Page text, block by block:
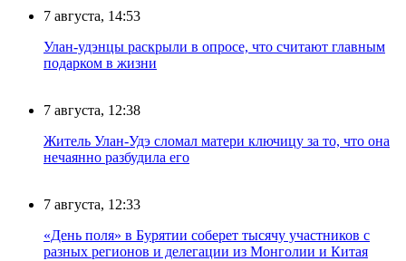
7 августа, 14:53
Улан-удэнцы раскрыли в опросе, что считают главным
подарком в жизни
7 августа, 12:38
Житель Улан-Удэ сломал матери ключицу за то, что она
нечаянно разбудила его
7 августа, 12:33
«День поля» в Бурятии соберет тысячу участников с
разных регионов и делегации из Монголии и Китая